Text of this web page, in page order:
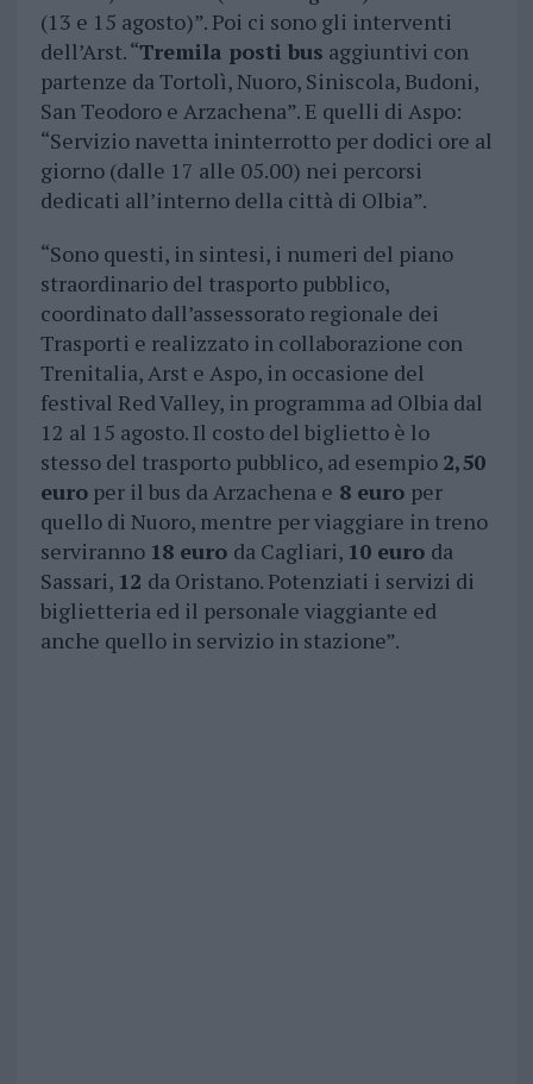
(13 e 15 agosto)”. Poi ci sono gli interventi
dell’Arst. “Tremila posti bus aggiuntivi con
partenze da Tortolì, Nuoro, Siniscola, Budoni,
San Teodoro e Arzachena”. E quelli di Aspo:
“Servizio navetta ininterrotto per dodici ore al
giorno (dalle 17 alle 05.00) nei percorsi
dedicati all’interno della città di Olbia”.
“Sono questi, in sintesi, i numeri del piano
straordinario del trasporto pubblico,
coordinato dall’assessorato regionale dei
Trasporti e realizzato in collaborazione con
Trenitalia, Arst e Aspo, in occasione del
festival Red Valley, in programma ad Olbia dal
12 al 15 agosto. Il costo del biglietto è lo
stesso del trasporto pubblico, ad esempio 2,50
europer il bus da Arzachena e 8 euro per
quello di Nuoro, mentre per viaggiare in treno
serviranno 18 euro da Cagliari, 10 euro da
Sassari, 12 da Oristano. Potenziati i servizi di
biglietteria ed il personale viaggiante ed
anche quello in servizio in stazione”.